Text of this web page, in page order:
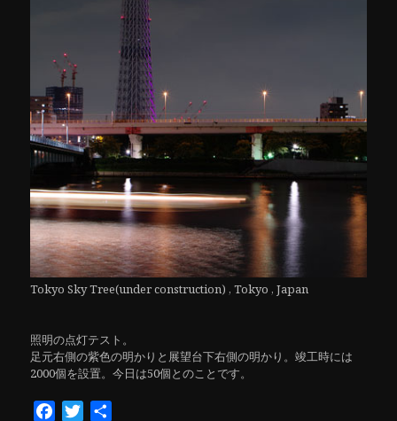
Tokyo Sky Tree(under construction) , Tokyo , Japan
照明の点灯テスト。
足元右側の紫色の明かりと展望台下右側の明かり。竣工時には
2000個を設置。今日は50個とのことです。
FacebookTwitter